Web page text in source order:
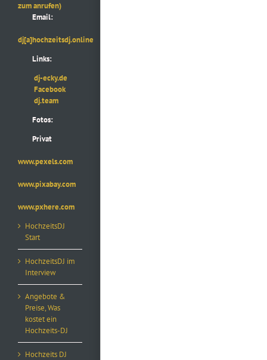
zum anrufen)
Email:
dj[a]hochzeitsdj.online
Links:
dj-ecky.de
Facebook
dj.team
Fotos:
Privat
www.pexels.com
www.pixabay.com
www.pxhere.com
HochzeitsDJ
Start
HochzeitsDJ im
Interview
Angebote &
Preise, Was
kostet ein
Hochzeits-DJ
Hochzeits DJ